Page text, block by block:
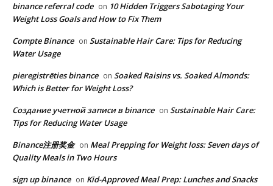
binance referral code on 10 Hidden Triggers Sabotaging Your
Weight Loss Goals and How to Fix Them
Compte Binance on Sustainable Hair Care: Tips for Reducing
Water Usage
pieregistrēties binance on Soaked Raisins vs. Soaked Almonds:
Which is Better for Weight Loss?
Создание учетной записи в binance on Sustainable Hair Care:
Tips for Reducing Water Usage
Binance注册奖金 on Meal Prepping for Weight loss: Seven days of
Quality Meals in Two Hours
sign up binance on Kid-Approved Meal Prep: Lunches and Snacks